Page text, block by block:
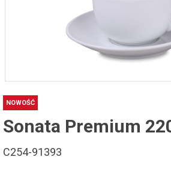
NOWOŚĆ
Sonata Premium
C254-91393